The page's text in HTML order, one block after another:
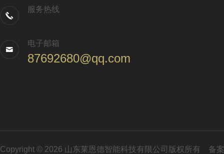
服务热线
电子邮箱
87692680@qq.com
Copyright © 2026 山东莱恩德智能科技有限公司版权所有 备